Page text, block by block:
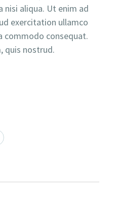
nisi aliqua. Ut enim ad
exercitation ullamco
commodo consequat.
quis nostrud.